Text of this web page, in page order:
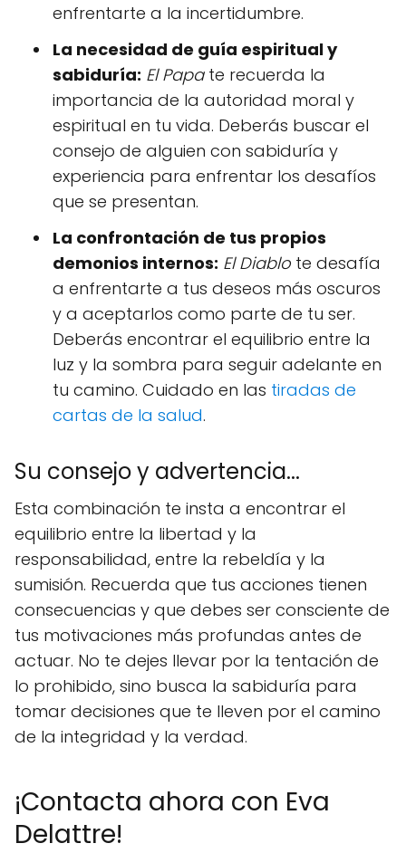
enfrentarte a la incertidumbre.
La necesidad de guía espiritual y
sabiduría: El Papate recuerda la
importancia de la autoridad moral y
espiritual en tu vida. Deberás buscar el
consejo de alguien con sabiduría y
experiencia para enfrentar los desafíos
que se presentan.
La confrontación de tus propios
demonios internos: El Diablo te desafía
a enfrentarte a tus deseos más oscuros
y a aceptarlos como parte de tu ser.
Deberás encontrar el equilibrio entre la
luz y la sombra para seguir adelante en
tu camino. Cuidado en las tiradas de
cartas de la salud.
Su consejo y advertencia...
Esta combinación te insta a encontrar el
equilibrio entre la libertad y la
responsabilidad, entre la rebeldía y la
sumisión. Recuerda que tus acciones tienen
consecuencias y que debes ser consciente de
tus motivaciones más profundas antes de
actuar. No te dejes llevar por la tentación de
lo prohibido, sino busca la sabiduría para
tomar decisiones que te lleven por el camino
de la integridad y la verdad.
¡Contacta ahora con Eva
Delattre!